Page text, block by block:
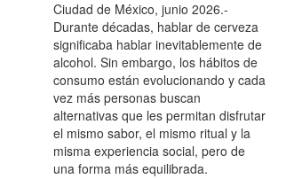
Ciudad de México, junio 2026.-
Durante décadas, hablar de cerveza
significaba hablar inevitablemente de
alcohol. Sin embargo, los hábitos de
consumo están evolucionando y cada
vez más personas buscan
alternativas que les permitan disfrutar
el mismo sabor, el mismo ritual y la
misma experiencia social, pero de
una forma más equilibrada.